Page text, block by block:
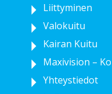
Liittyminen
Valokuitu
Kairan Kuitu
Maxivision –
Yhteystiedot